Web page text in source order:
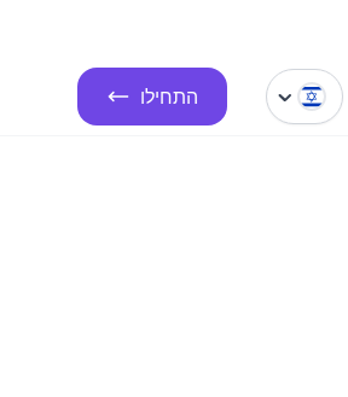
התחילו